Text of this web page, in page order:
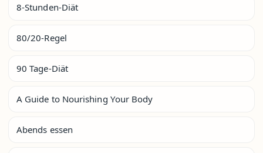
8-Stunden-Diät
80/20-Regel
90 Tage-Diät
A Guide to Nourishing Your Body
Abends essen